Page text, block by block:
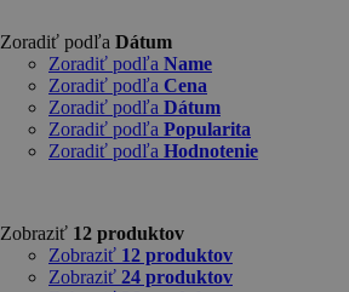
Zoradiť podľa Dátum
Zoradiť podľa Name
Zoradiť podľa Cena
Zoradiť podľa Dátum
Zoradiť podľa Popularita
Zoradiť podľa Hodnotenie
Zobraziť 12 produktov
Zobraziť 12 produktov
Zobraziť 24 produktov